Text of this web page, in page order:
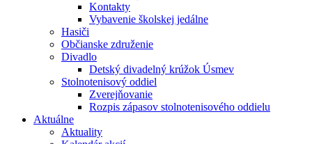
Kontakty
Vybavenie školskej jedálne
Hasiči
Občianske združenie
Divadlo
Detský divadelný krúžok Úsmev
Stolnotenisový oddiel
Zverejňovanie
Rozpis zápasov stolnotenisového oddielu
Aktuálne
Aktuality